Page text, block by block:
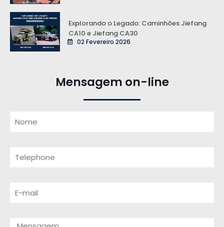
Explorando o Legado: Caminhões Jiefang
CA10 e Jiefang CA30
02 Fevereiro 2026
Mensagem on-line